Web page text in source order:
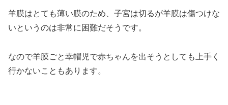
羊膜はとても薄い膜のため、子宮は切るが羊膜は傷つけな
いというのは非常に困難だそうです。
なので羊膜ごと幸帽児で赤ちゃんを出そうとしても上手く
行かないこともあります。